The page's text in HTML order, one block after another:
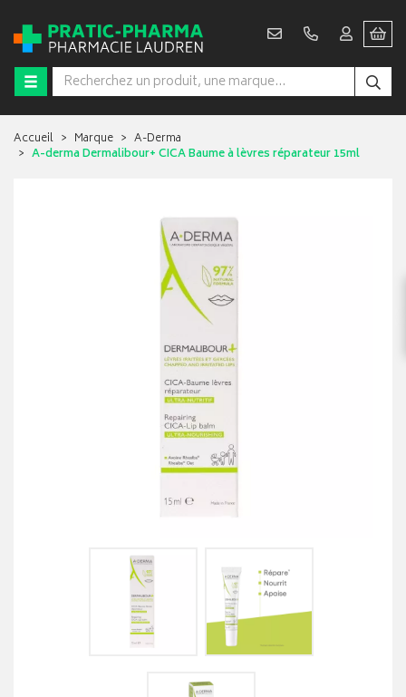
Accueil Marque
A-Derma
A-derma Dermalibour+ CICA Baume à lèvres réparateur 15ml